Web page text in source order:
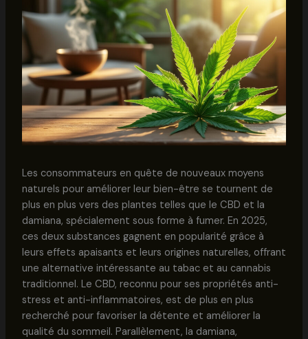
Les consommateurs en quête de nouveaux moyens
naturels pour améliorer leur bien-être se tournent de
plus en plus vers des plantes telles que le CBD et la
damiana, spécialement sous forme à fumer. En 2025,
ces deux substances gagnent en popularité grâce à
leurs effets apaisants et leurs origines naturelles, offrant
une alternative intéressante au tabac et au cannabis
traditionnel. Le CBD, reconnu pour ses propriétés anti-
stress et anti-inflammatoires, est de plus en plus
recherché pour favoriser la détente et améliorer la
qualité du sommeil. Parallèlement, la damiana,